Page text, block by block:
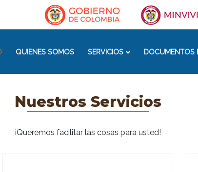
QUIENES SOMOS SERVICIOS DOCUMENTOS
Nuestros Servicios
¡Queremos facilitar las cosas para usted!